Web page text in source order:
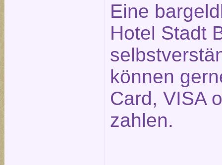
Eine
Hotel Stadt
können
Card, VISA
zahlen.